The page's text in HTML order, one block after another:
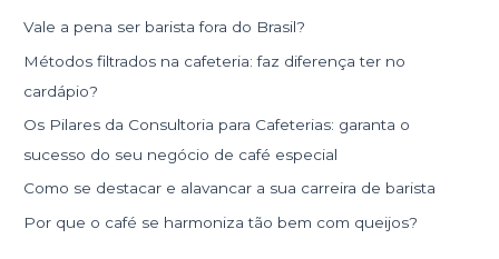
s
a
r
p
o
r
Vale a pena ser barista fora do Brasil?
Métodos filtrados na cafeteria: faz diferença ter no
cardápio?
Os Pilares da Consultoria para Cafeterias: garanta o
sucesso do seu negócio de café especial
Como se destacar e alavancar a sua carreira de barista
Por que o café se harmoniza tão bem com queijos?